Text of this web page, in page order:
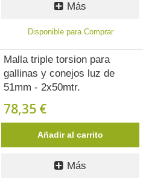
Más
Disponible para Comprar
Malla triple torsion para
gallinas y conejos luz de
51mm - 2x50mtr.
78,35 €
Añadir al carrito
Más